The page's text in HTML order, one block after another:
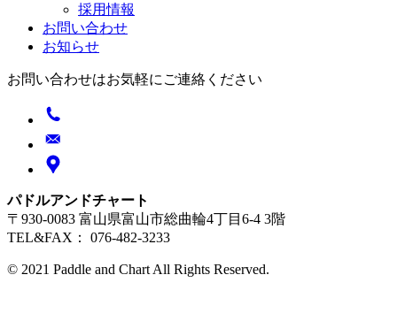
採用情報
お問い合わせ
お知らせ
お問い合わせはお気軽にご連絡ください
パドルアンドチャート
〒930-0083 富山県富山市総曲輪4丁目6-4 3階
TEL&FAX： 076-482-3233
© 2021 Paddle and Chart All Rights Reserved.